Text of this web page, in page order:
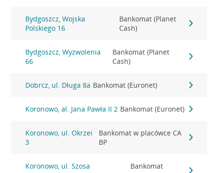
Bydgoszcz, Wojska
Polskiego 16
Bankomat (Planet
Cash)
Bydgoszcz, Wyzwolenia
66
Bankomat (Planet
Cash)
Dobrcz, ul. Długa 8a Bankomat (Euronet)
Koronowo, al. Jana Pawła II 2 Bankomat (Euronet)
Koronowo, ul. Okrzei
3
Bankomat w placówce CA
BP
Koronowo, ul. Szosa
Bankomat